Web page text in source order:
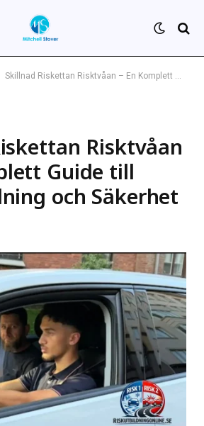
Skillnad Riskettan Risktvåan – En Komplett Guide till Riskutbildning och Säkerhet
Risktvåan
Guide till
och Säkerhet